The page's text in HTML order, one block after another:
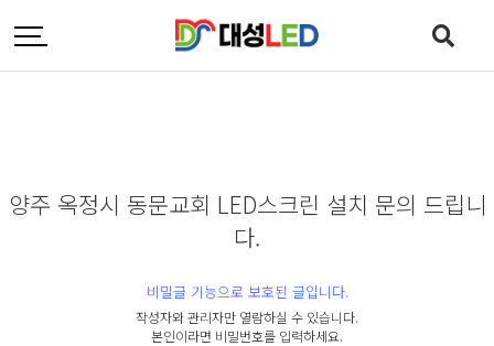
양주 옥정시 동문교회 LED스크린 설치 문의 드립니
다.
비밀글 기능으로 보호된 글입니다.
작성자와 관리자만 열람하실 수 있습니다.
본인이라면 비밀번호를 입력하세요.